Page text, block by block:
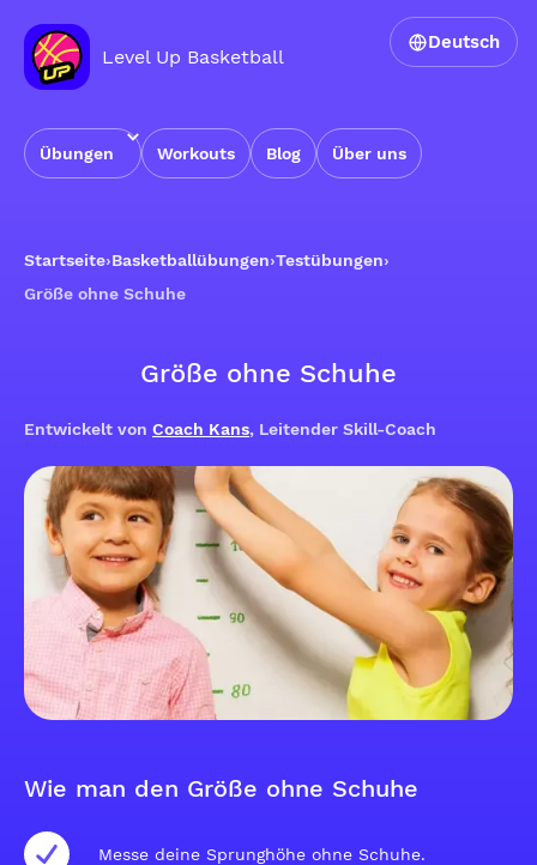
Level Up Basketball
Übungen Workouts Blog Über uns
Deutsch
Startseite›Basketballübungen›Testübungen›
Größe ohne Schuhe
Größe ohne Schuhe
Entwickelt von Coach Kans, Leitender Skill-Coach
Wie man den Größe ohne Schuhe
Messe deine Sprunghöhe ohne Schuhe.